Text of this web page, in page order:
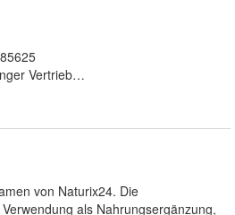
Vertrieb von Naturrohstoffen e.K.
von Naturix24. Die
als Nahrungsergänzung,